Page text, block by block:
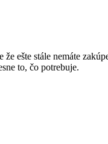
ešte stále nemáte
to, čo potrebuje.